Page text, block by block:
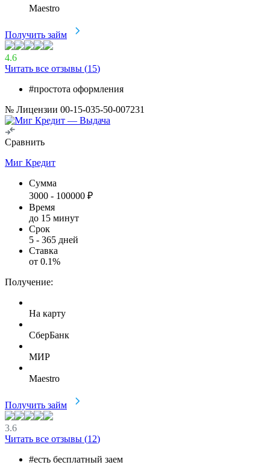
Maestro
Получить займ
4.6
Читать все отзывы (15)
#простота оформления
№ Лицензии 00-15-035-50-007231
Сравнить
Миг Кредит
Сумма
3000 - 100000 ₽
Время
до 15 минут
Срок
5 - 365 дней
Ставка
от 0.1%
Получение:
На карту
СберБанк
МИР
Maestro
Получить займ
3.6
Читать все отзывы (12)
#есть бесплатный заем